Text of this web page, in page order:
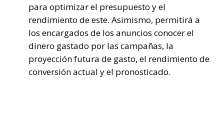
para optimizar el presupuesto y el
rendimiento de este. Asimismo, permitirá a
los encargados de los anuncios conocer el
dinero gastado por las campañas, la
proyección futura de gasto, el rendimiento de
conversión actual y el pronosticado.